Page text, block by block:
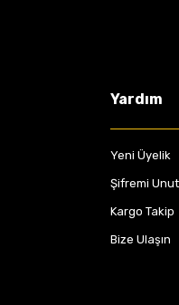
Yardım
Yeni Üyelik
Şifremi
Kargo Takip
Bize Ulaşın